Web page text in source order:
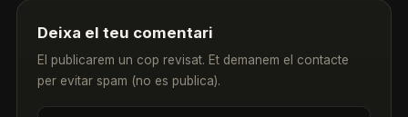
Deixa el teu comentari
El publicarem un cop revisat. Et demanem el contacte
per evitar spam (no es publica).